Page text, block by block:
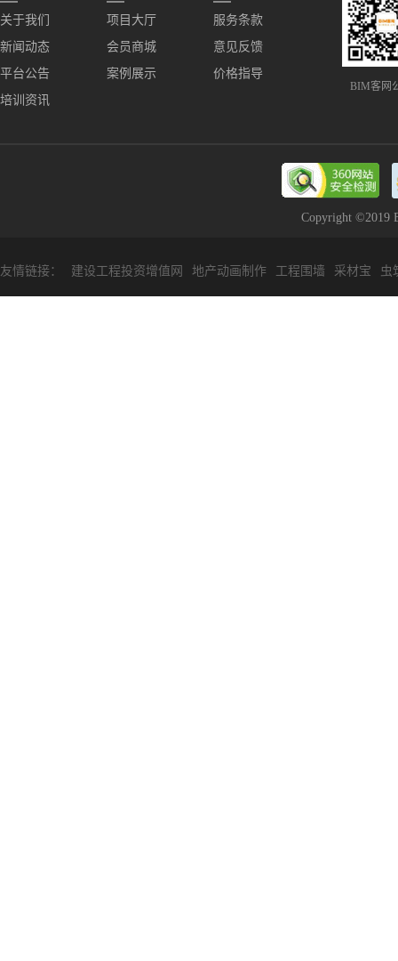
关于我们
新闻动态
平台公告
培训资讯
项目大厅
会员商城
案例展示
服务条款
意见反馈
价格指导
BIM客网
Copyright ©2019
友情链接： 建设工程投资增值网 地产动画制作 工程围墙 采材宝 虫
VR全景制作 筑益网